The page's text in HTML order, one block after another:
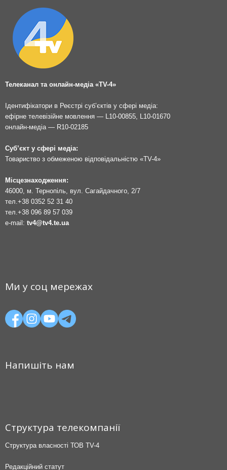
Телеканал та онлайн-медіа «TV-4»
Ідентифікатори в Реєстрі суб’єктів у сфері медіа:
ефірне телевізійне мовлення — L10-00855, L10-01670
онлайн-медіа — R10-02185
Суб’єкт у сфері медіа:
Товариство з обмеженою відповідальністю «TV-4»
Місцезнаходження:
46000, м. Тернопіль, вул. Сагайдачного, 2/7
тел. +38 0352 52 31 40
тел. +38 096 89 57 039
e-mail: tv4@tv4.te.ua
Ми у соц мережах
Напишіть нам
Структура телекомпанії
Структура власності ТОВ TV-4
Редакційний статут